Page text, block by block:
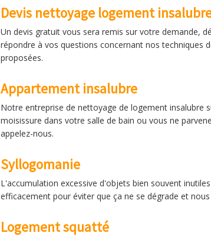
Devis nettoyage logement
Un devis gratuit vous sera remis sur votre demande,
répondre à vos questions concernant nos techniques
proposées.
Appartement insalubre
Notre entreprise de nettoyage de logement insalubre
moisissure dans votre salle de bain ou vous ne
appelez-nous.
Syllogomanie
L'accumulation excessive d'objets bien souvent
efficacement pour éviter que ça ne se dégrade et
Logement squatté